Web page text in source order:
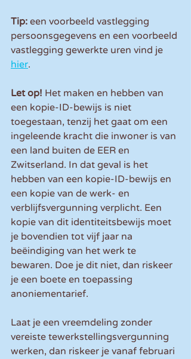
Tip: een voorbeeld vastlegging
persoonsgegevens en een voorbeeld
vastlegging gewerkte uren vind je
hier.
Let op! Het maken en hebben van
een kopie-ID-bewijs is niet
toegestaan, tenzij het gaat om een
ingeleende kracht die inwoner is van
een land buiten de EER en
Zwitserland. In dat geval is het
hebben van een kopie-ID-bewijs en
een kopie van de werk- en
verblijfsvergunning verplicht. Een
kopie van dit identiteitsbewijs moet
je bovendien tot vijf jaar na
beëindiging van het werk te
bewaren. Doe je dit niet, dan riskeer
je een boete en toepassing
anoniementarief.
Laat je een vreemdeling zonder
vereiste tewerkstellingsvergunning
werken, dan riskeer je vanaf februari